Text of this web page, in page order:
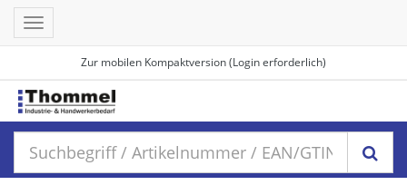
Zur mobilen Kompaktversion (Login erforderlich)
Toggle
navigation